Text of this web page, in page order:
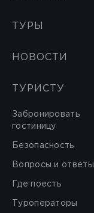
ТУРЫ
НОВОСТИ
ТУРИСТУ
Забронировать
гостиницу
Безопасность
Вопросы и ответы
Где поесть
Туроператоры